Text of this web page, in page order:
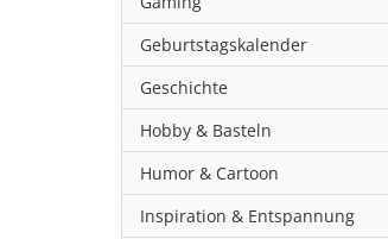
Geburtstagskalender
Geschichte
Hobby & Basteln
Humor & Cartoon
Inspiration & Entspannung